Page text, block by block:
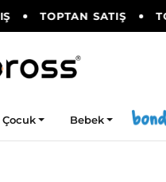
TOPTAN SATIŞ
Çocuk Bebek